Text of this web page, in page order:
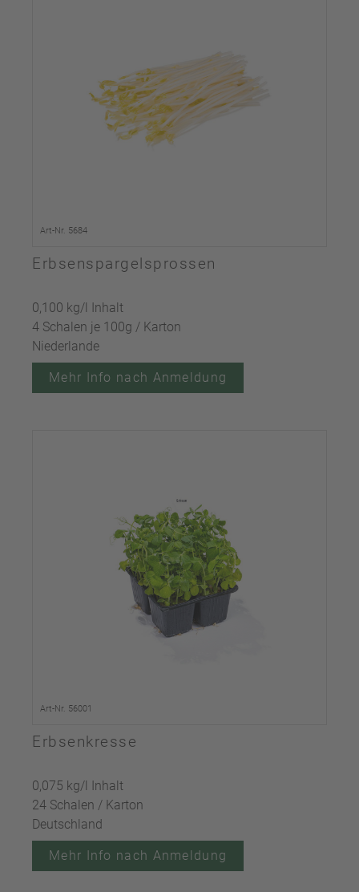
Art-Nr. 5684
Erbsenspargelsprossen
0,100 kg/l Inhalt
4 Schalen je 100g / Karton
Niederlande
Mehr Info nach Anmeldung
Art-Nr. 56001
Erbsenkresse
0,075 kg/l Inhalt
24 Schalen / Karton
Deutschland
Mehr Info nach Anmeldung